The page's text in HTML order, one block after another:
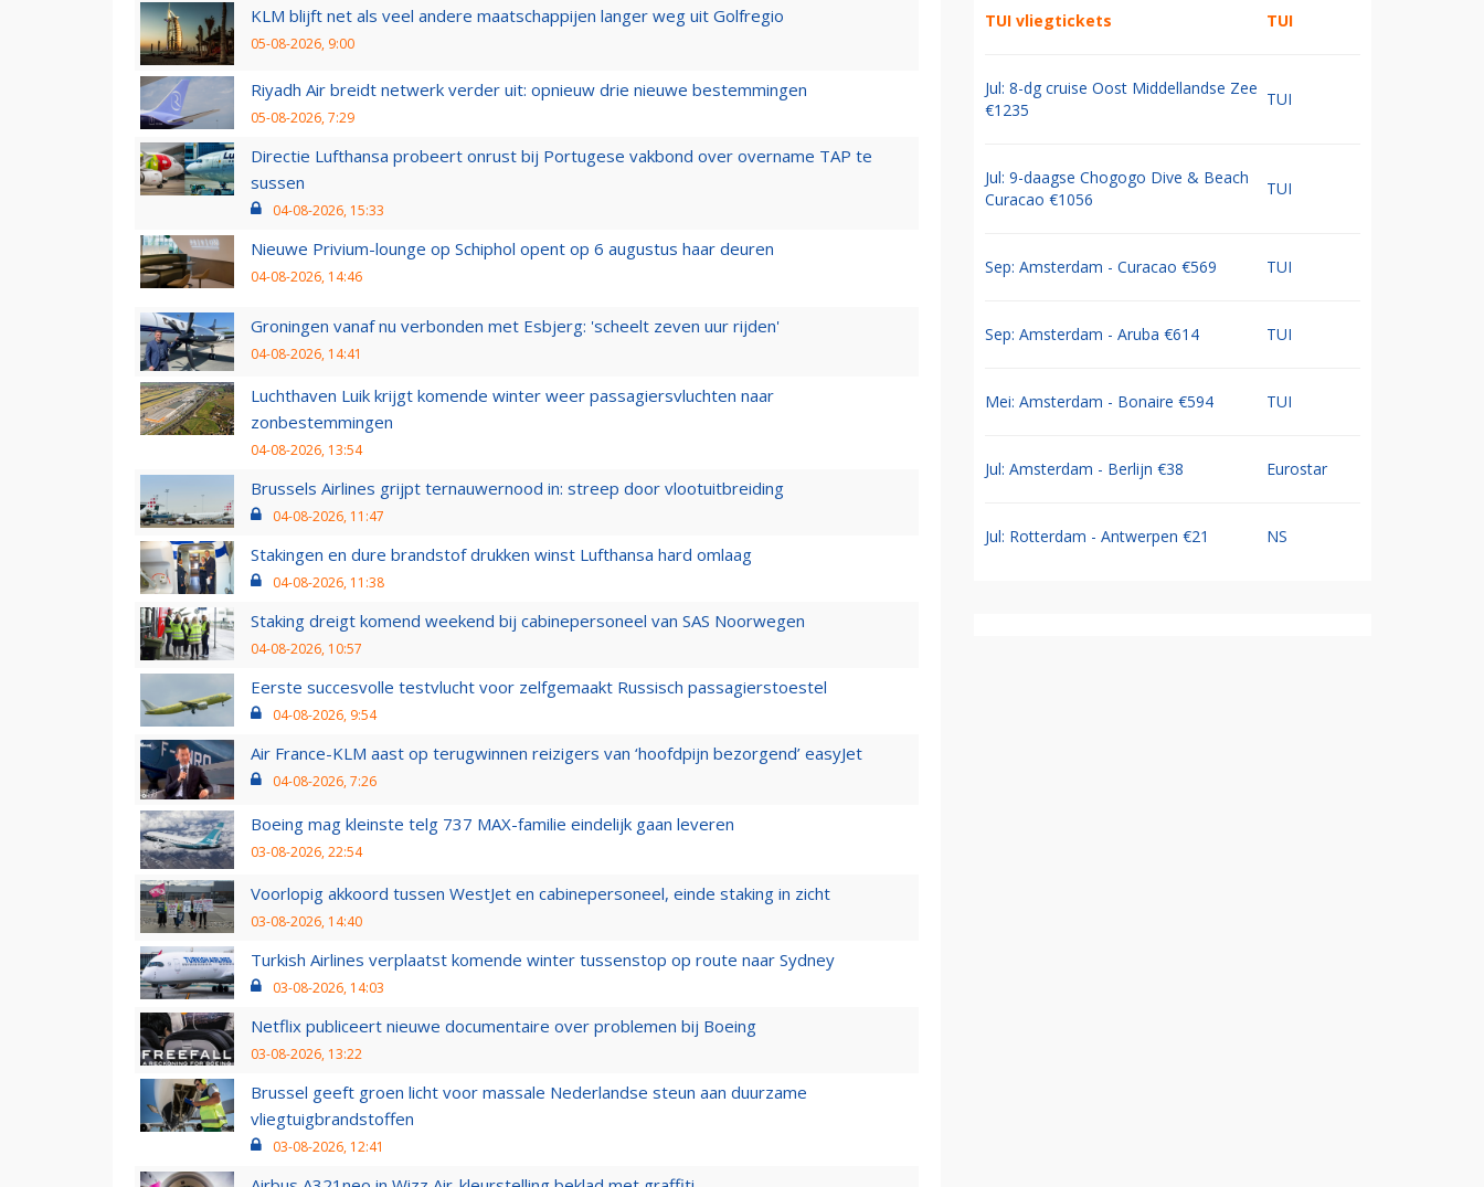
KLM blijft net als veel andere maatschappijen langer weg uit Golfregio
05-08-2026, 9:00
Riyadh Air breidt netwerk verder uit: opnieuw drie nieuwe bestemmingen
05-08-2026, 7:29
Directie Lufthansa probeert onrust bij Portugese vakbond over overname TAP te
sussen
04-08-2026, 15:33
Nieuwe Privium-lounge op Schiphol opent op 6 augustus haar deuren
04-08-2026, 14:46
Groningen vanaf nu verbonden met Esbjerg: 'scheelt zeven uur rijden'
04-08-2026, 14:41
Luchthaven Luik krijgt komende winter weer passagiersvluchten naar
zonbestemmingen
04-08-2026, 13:54
Brussels Airlines grijpt ternauwernood in: streep door vlootuitbreiding
04-08-2026, 11:47
Stakingen en dure brandstof drukken winst Lufthansa hard omlaag
04-08-2026, 11:38
Staking dreigt komend weekend bij cabinepersoneel van SAS Noorwegen
04-08-2026, 10:57
Eerste succesvolle testvlucht voor zelfgemaakt Russisch passagierstoestel
04-08-2026, 9:54
Air France-KLM aast op terugwinnen reizigers van ‘hoofdpijn bezorgend’ easyJet
04-08-2026, 7:26
Boeing mag kleinste telg 737 MAX-familie eindelijk gaan leveren
03-08-2026, 22:54
Voorlopig akkoord tussen WestJet en cabinepersoneel, einde staking in zicht
03-08-2026, 14:40
Turkish Airlines verplaatst komende winter tussenstop op route naar Sydney
03-08-2026, 14:03
Netflix publiceert nieuwe documentaire over problemen bij Boeing
03-08-2026, 13:22
Brussel geeft groen licht voor massale Nederlandse steun aan duurzame
vliegtuigbrandstoffen
03-08-2026, 12:41
TUI vliegtickets TUI
Jul: 8-dg cruise Oost Middellandse Zee
€1235
TUI
Jul: 9-daagse Chogogo Dive & Beach
Curacao €1056
TUI
Sep: Amsterdam - Curacao €569 TUI
Sep: Amsterdam - Aruba €614 TUI
Mei: Amsterdam - Bonaire €594 TUI
Jul: Amsterdam - Berlijn €38 Eurostar
Jul: Rotterdam - Antwerpen €21 NS